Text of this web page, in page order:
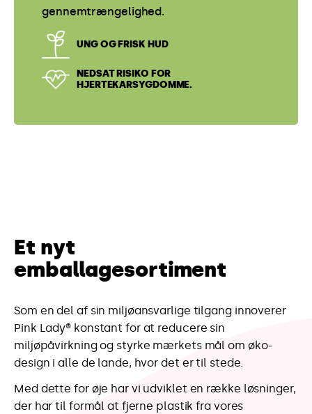
OPTIMAL HYDRERING
ELIMINERING AF TOKSINER
emballagesortiment
Som en del af sin miljøansvarlige tilgang innoverer
miljøpåvirkning og styrke mærkets mål om øko-
design i alle de lande, hvor det er til stede.
Med dette for øje har vi udviklet en række løsninger,
der har til formål at fjerne plastik fra vores
emballagesortiment. Vi prioriterer navnlig bakker i
100 % pap og plastfri, komposterbare folier.